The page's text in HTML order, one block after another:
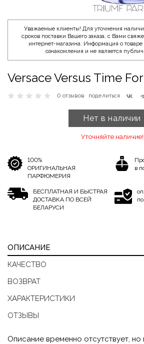
Уважаемые клиенты! Для уточнения
сроков поставки Вашего заказа, с Вами
интернет-магазина. Информация о товаре
ознакомления и не является
Versace Versus Time
0 отзывов поделиться
Нет в наличии
Уточняйте наличие!
100%
ОРИГИНАЛЬНАЯ
ПАРФЮМЕРИЯ
в
БЕСПЛАТНАЯ И БЫСТРАЯ
ДОСТАВКА ПО ВСЕЙ
БЕЛАРУСИ
ОПИСАНИЕ
КАЧЕСТВО
ВОЗВРАТ
ХАРАКТЕРИСТИКИ
ОТЗЫВЫ
Описание временно отсутствует,